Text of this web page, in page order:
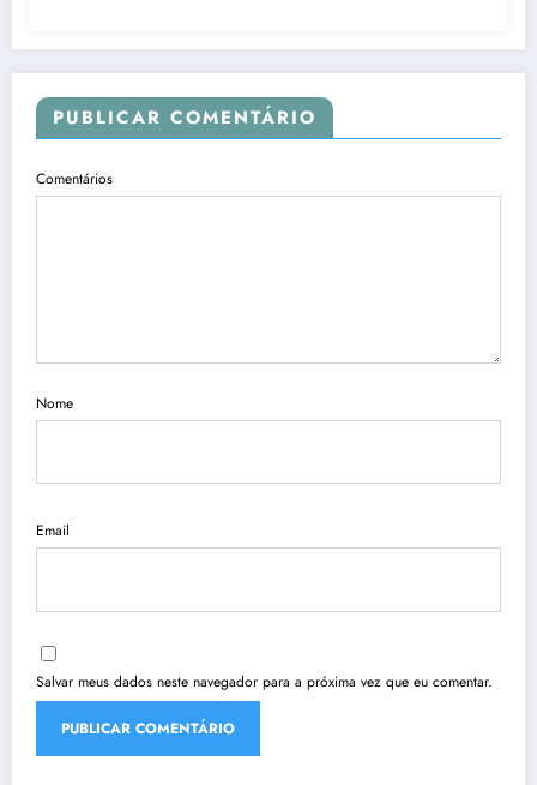
PUBLICAR COMENTÁRIO
Comentários
Nome
Email
Salvar meus dados neste navegador para a próxima vez que eu comentar.